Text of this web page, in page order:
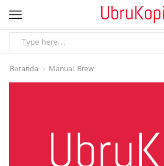
Beranda Manual Brew